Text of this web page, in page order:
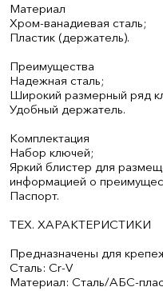
Материал
Хром-ванадиевая сталь;
Пластик (держатель).
Преимущества
Надежная сталь;
Широкий размерный ряд
Удобный держатель.
Комплектация
Набор ключей;
Яркий блистер для
информацией о
Паспорт.
ТЕХ. ХАРАКТЕРИСТИКИ
Предназначены для
Сталь: Cr-V
Материал: Сталь/АБС-